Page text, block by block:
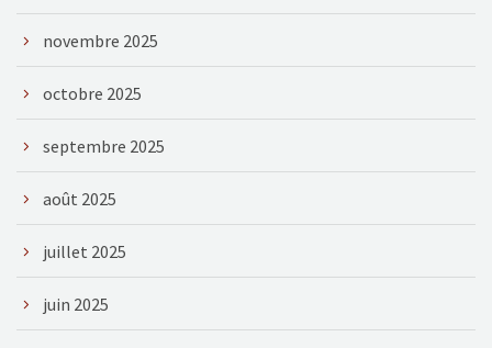
novembre 2025
octobre 2025
septembre 2025
août 2025
juillet 2025
juin 2025